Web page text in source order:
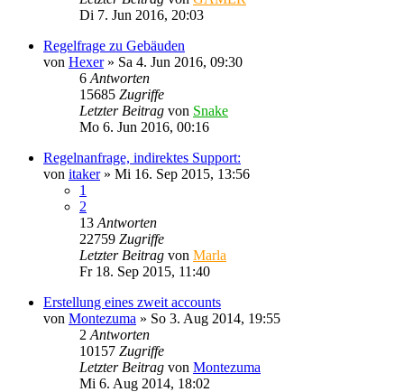
Di 7. Jun 2016, 20:03
Regelfrage zu Gebäuden
von Hexer» Sa 4. Jun 2016, 09:30
6 Antworten
15685 Zugriffe
Letzter Beitrag von Snake
Mo 6. Jun 2016, 00:16
Regelnanfrage, indirektes Support:
von itaker» Mi 16. Sep 2015, 13:56
1
2
13 Antworten
22759 Zugriffe
Letzter Beitrag von Marla
Fr 18. Sep 2015, 11:40
Erstellung eines zweit accounts
von Montezuma » So 3. Aug 2014, 19:55
2 Antworten
10157 Zugriffe
Letzter Beitrag von Montezuma
Mi 6. Aug 2014, 18:02